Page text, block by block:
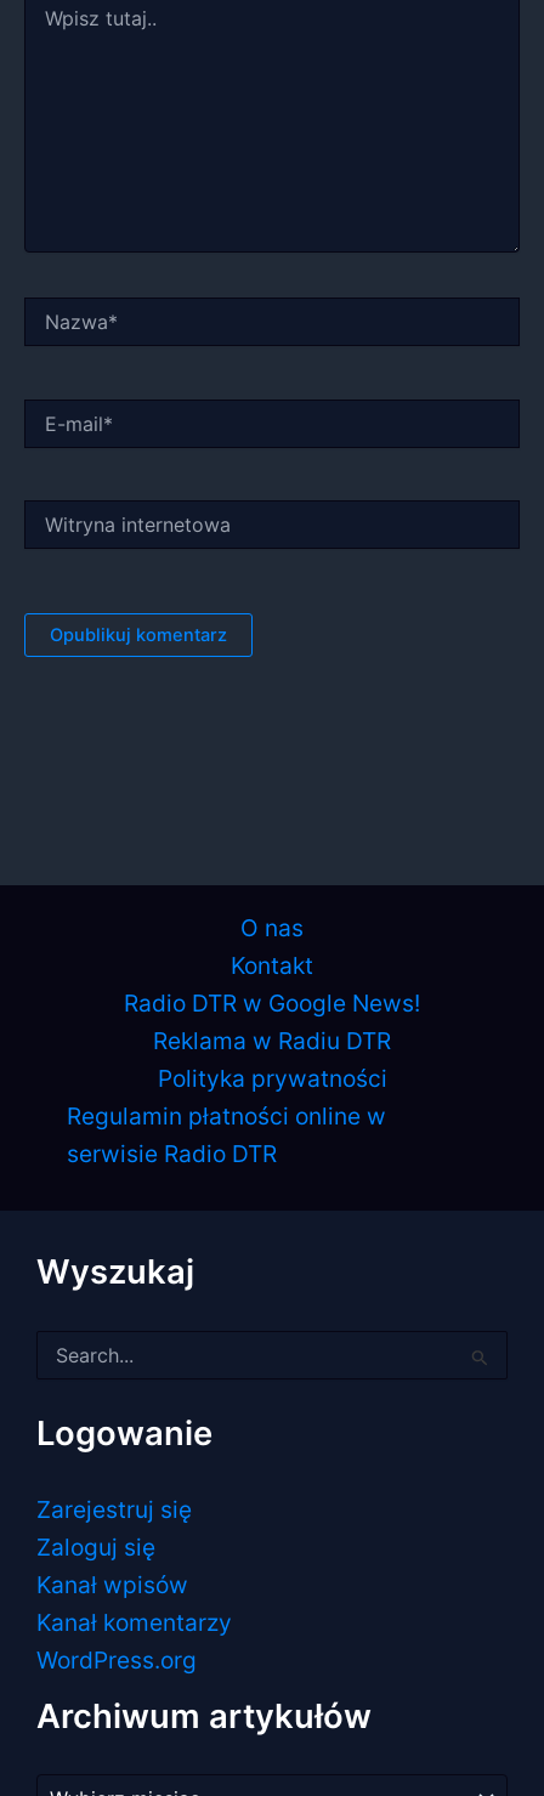
tutaj..
mail*
internetowa
O nas
Kontakt
Radio DTR w Google News!
Reklama w Radiu DTR
Polityka prywatności
Regulamin płatności online w
serwisie Radio DTR
Wyszukaj
dla:
Logowanie
Zarejestruj się
Zaloguj się
Kanał wpisów
Kanał komentarzy
WordPress.org
Archiwum artykułów